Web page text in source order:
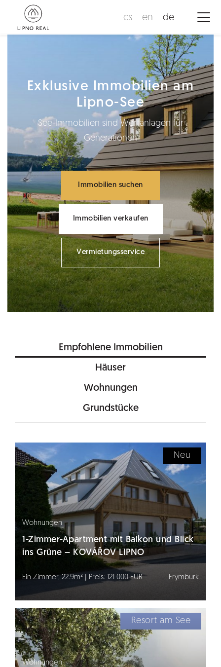
cs en de
Exklusive Immobilien am
Lipno-See
See-Immobilien sind Wertanlagen für
Generationen
Immobilien suchen
Immobilien verkaufen
Vermietungsservice
Empfohlene Immobilien
Häuser
Wohnungen
Grundstücke
Neu
Wohnungen
1-Zimmer-Apartment mit Balkon und Blick
ins Grüne – KOVÁŘOV LIPNO
Ein Zimmer, 22.9m² | Preis: 121 000 EUR Frymburk
Resort am See
Wohnungen